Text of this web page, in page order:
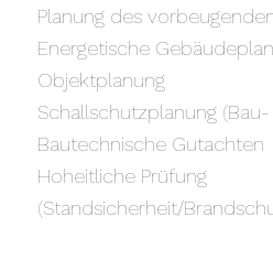
Planung des
Energetische
Objektplanung
Schallschutzplanung
Bautechnische Gutachten
Hoheitliche Prüfung
(Standsicherheit/